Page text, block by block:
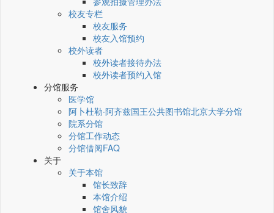
校友专栏
校友服务
校友入馆预约
校外读者
校外读者接待办法
校外读者预约入馆
分馆服务
医学馆
阿卜杜勒·阿齐兹国王公共图书馆北京大学分馆
院系分馆
分馆工作动态
分馆借阅FAQ
关于
关于本馆
馆长致辞
本馆介绍
馆舍风貌